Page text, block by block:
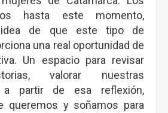
hasta este momento,
idea de que este tipo de
una real oportunidad de
Un espacio para revisar
valorar nuestras
a partir de esa reflexión,
queremos y soñamos para